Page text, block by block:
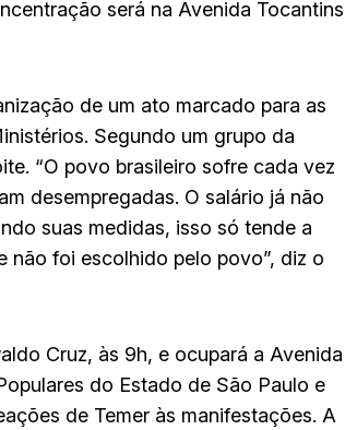
será na Avenida Tocantins
de um ato marcado para as
Segundo um grupo da
“O povo brasileiro sofre cada vez
desempregadas. O salário já não
suas medidas, isso só tende a
não foi escolhido pelo povo”, diz o
Cruz, às 9h, e ocupará a Avenida
do Estado de São Paulo e
de Temer às manifestações. A